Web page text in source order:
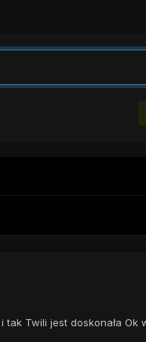
Twili jest doskonała Ok